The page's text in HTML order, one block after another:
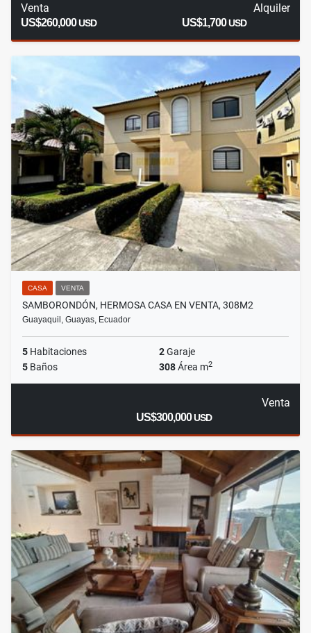
Venta
US$260,000USD
Alquiler
US$1,700USD
CASA VENTA
SAMBORONDÓN, HERMOSA CASA EN VENTA, 308M2
Guayaquil, Guayas, Ecuador
5 Habitaciones 2Garaje
5 Baños 308Área m2
Venta
US$300,000USD